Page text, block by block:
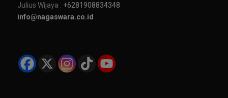
Julius Wijaya : +6281908834348
info@nagaswara.co.id